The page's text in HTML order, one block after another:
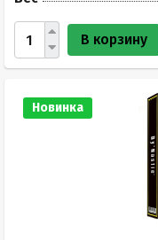
В корзину
Новинка